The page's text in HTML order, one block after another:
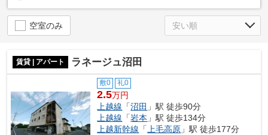
空室のみ
賃貸 | アパート ラネージュ沼田
敷0 礼0
2.5万円
上越線 「沼田 」駅 徒歩90分
上越線 「岩本 」駅 徒歩134分
上越新幹線 「 上毛高原 」駅 徒歩177分